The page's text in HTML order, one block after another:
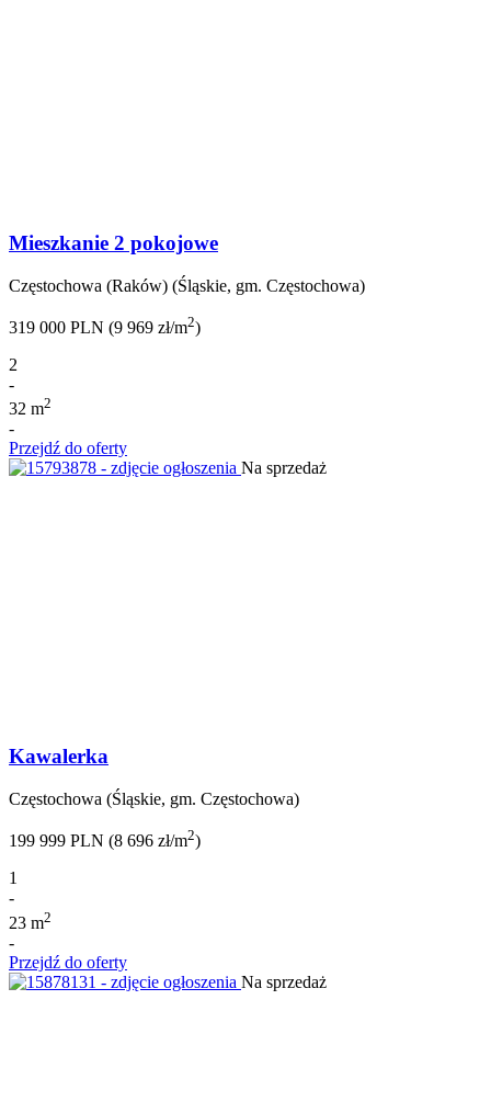
Mieszkanie 2 pokojowe
Częstochowa (Raków) (Śląskie, gm. Częstochowa)
319 000 PLN (9 969 zł/m2)
2
-
32 m2
-
Przejdź do oferty
Na sprzedaż
Kawalerka
Częstochowa (Śląskie, gm. Częstochowa)
199 999 PLN (8 696 zł/m2)
1
-
23 m2
-
Przejdź do oferty
Na sprzedaż